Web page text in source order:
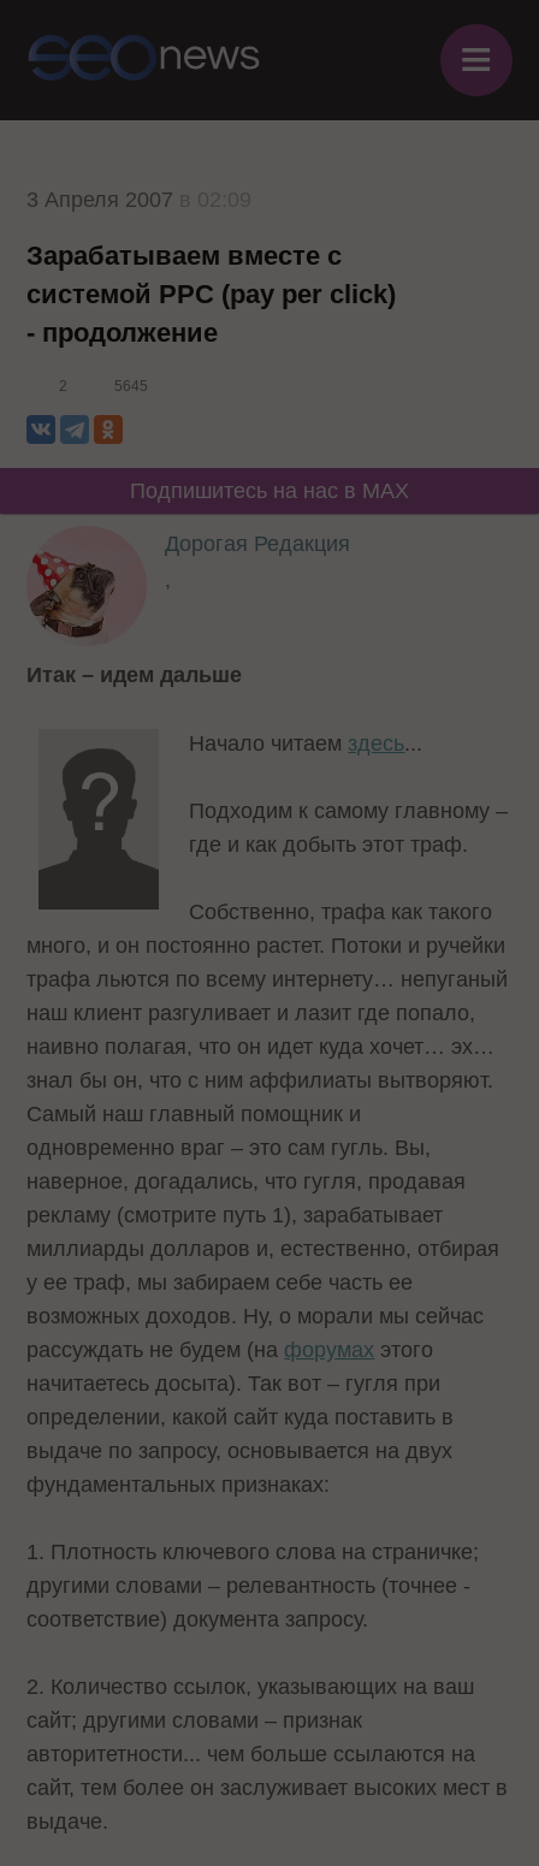
≡
3 Апреля 2007
Зарабатываем вместе с
системой PPC (pay per click)
- продолжение
2 5645
Подпишитесь на нас в MAX
Дорогая Редакция
,
Итак – идем дальше
Начало читаем здесь...
Подходим к самому главному –
где и как добыть этот траф.
Собственно, трафа как такого
много, и он постоянно растет. Потоки и ручейки
трафа льются по всему интернету… непуганый
наш клиент разгуливает и лазит где попало,
наивно полагая, что он идет куда хочет… эх…
знал бы он, что с ним аффилиаты вытворяют.
Самый наш главный помощник и
одновременно враг – это сам гугль. Вы,
наверное, догадались, что гугля, продавая
рекламу (смотрите путь 1), зарабатывает
миллиарды долларов и, естественно, отбирая
у ее траф, мы забираем себе часть ее
возможных доходов. Ну, о морали мы сейчас
рассуждать не будем (на форумах этого
начитаетесь досыта). Так вот – гугля при
определении, какой сайт куда поставить в
выдаче по запросу, основывается на двух
фундаментальных признаках:
1. Плотность ключевого слова на страничке;
другими словами – релевантность (точнее -
соответствие) документа запросу.
2. Количество ссылок, указывающих на ваш
сайт; другими словами – признак
авторитетности... чем больше ссылаются на
сайт, тем более он заслуживает высоких мест в
выдаче.